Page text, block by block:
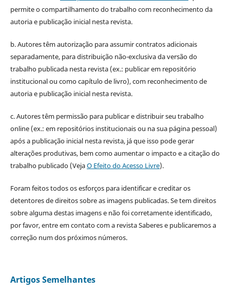
permite o compartilhamento do trabalho com reconhecimento da
autoria e publicação inicial nesta revista.
b. Autores têm autorização para assumir contratos adicionais
separadamente, para distribuição não-exclusiva da versão do
trabalho publicada nesta revista (ex.: publicar em repositório
institucional ou como capítulo de livro), com reconhecimento de
autoria e publicação inicial nesta revista.
c. Autores têm permissão para publicar e distribuir seu trabalho
online (ex.: em repositórios institucionais ou na sua página pessoal)
após a publicação inicial nesta revista, já que isso pode gerar
alterações produtivas, bem como aumentar o impacto e a citação do
trabalho publicado (VejaO Efeito do Acesso Livre).
Foram feitos todos os esforços para identificar e creditar os
detentores de direitos sobre as imagens publicadas. Se tem direitos
sobre alguma destas imagens e não foi corretamente identificado,
por favor, entre em contato com a revista Saberes e publicaremos a
correção num dos próximos números.
Artigos Semelhantes